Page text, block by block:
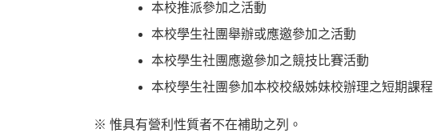
本校推派參加之活動
本校學生社團舉辦或應邀參加之活動
本校學生社團應邀參加之競技比賽活動
本校學生社團參加本校校級姊妹校辦理之短期課程
※ 惟具有營利性質者不在補助之列。